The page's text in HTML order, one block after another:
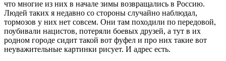
что многие из них в начале зимы возвращались в Россию.
Людей таких я недавно со стороны случайно наблюдал,
тормозов у них нет совсем. Они там походили по передовой,
поубивали нацистов, потеряли боевых друзей, а тут в их
родном городе сидит такой вот фуфел и про них такие вот
неуважительные картинки рисует. И адрес есть.